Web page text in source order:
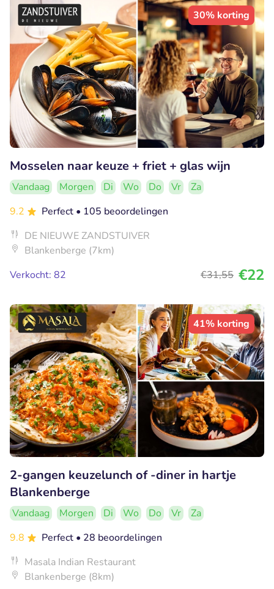
30% korting
Mosselen naar keuze + friet + glas wijn
Vandaag Morgen Di Wo Do Vr
Za
9.2
Perfect • 105 beoordelingen
DE NIEUWE ZANDSTUIVER
Blankenberge (7km)
Verkocht: 82
€31,55 €22
41% korting
2-gangen keuzelunch of -diner in hartje
Blankenberge
Vandaag Morgen Di Wo Do Vr
Za
9.8
Perfect • 28 beoordelingen
Masala Indian Restaurant
Blankenberge (8km)